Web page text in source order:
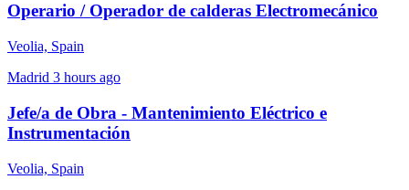
Operario / Operador de calderas Electromecánico
Veolia, Spain
Madrid 3 hours ago
Jefe/a de Obra - Mantenimiento Eléctrico e
Instrumentación
Veolia, Spain